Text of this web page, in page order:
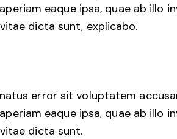
eaque ipsa, quae ab illo
dicta sunt, explicabo.
error sit voluptatem
eaque ipsa, quae ab illo
dicta sunt.